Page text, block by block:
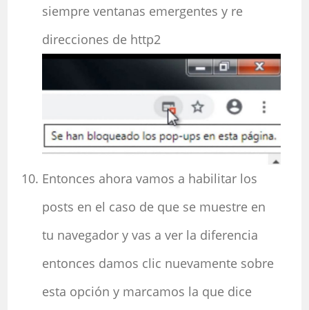
siempre ventanas emergentes y re
direcciones de http2
Entonces ahora vamos a habilitar los
posts en el caso de que se muestre en
tu navegador y vas a ver la diferencia
entonces damos clic nuevamente sobre
esta opción y marcamos la que dice